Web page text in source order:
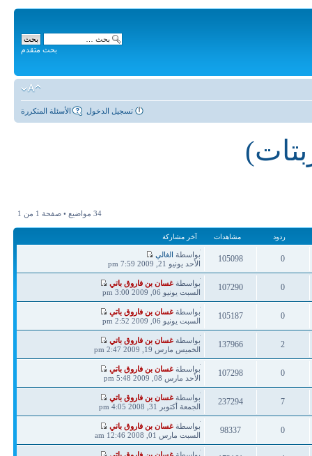
بحث متقدم
الأسئلة المتكررة تسجيل الدخول
34 مواضيع • صفحة 1 من 1
ردود مشاهدات آخر مشاركة
0
ردود
105098
مشاهدات
آخر
مشاركة
بواسطة الغالي
الأحد يونيو 21, 2009 7:59 pm
0
ردود
107290
مشاهدات
آخر
مشاركة
بواسطةغسان بن فاروق باتي
السبت يونيو 06, 2009 3:00 pm
0
ردود
105187
مشاهدات
آخر
مشاركة
بواسطةغسان بن فاروق باتي
السبت يونيو 06, 2009 2:52 pm
2
ردود
137966
مشاهدات
آخر
مشاركة
بواسطةغسان بن فاروق باتي
الخميس مارس 19, 2009 2:47 pm
0
ردود
107298
مشاهدات
آخر
مشاركة
بواسطةغسان بن فاروق باتي
الأحد مارس 08, 2009 5:48 pm
7
ردود
237294
مشاهدات
آخر
مشاركة
بواسطةغسان بن فاروق باتي
الجمعة أكتوبر 31, 2008 4:05 pm
0
ردود
98337
مشاهدات
آخر
مشاركة
بواسطةغسان بن فاروق باتي
السبت مارس 01, 2008 12:46 am
آخر
بواسطةغسان بن فاروق باتي